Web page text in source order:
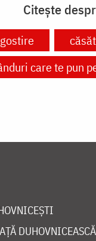
Citește
care te pun
DUHOVNICEASCĂ